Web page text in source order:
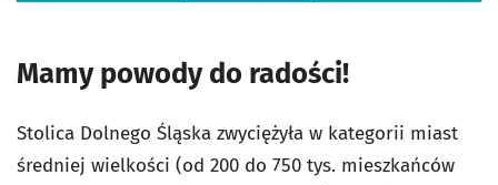
Mamy powody do radości!
Stolica Dolnego Śląska zwyciężyła w kategorii miast
średniej wielkości (od 200 do 750 tys. mieszkańców